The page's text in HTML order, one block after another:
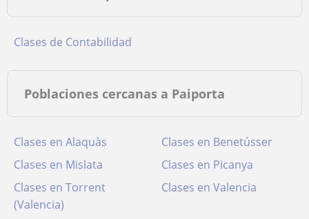
Clases de Contabilidad
Poblaciones cercanas a Paiporta
Clases en Alaquàs
Clases en Benetússer
Clases en Mislata
Clases en Picanya
Clases en Torrent
(Valencia)
Clases en Valencia